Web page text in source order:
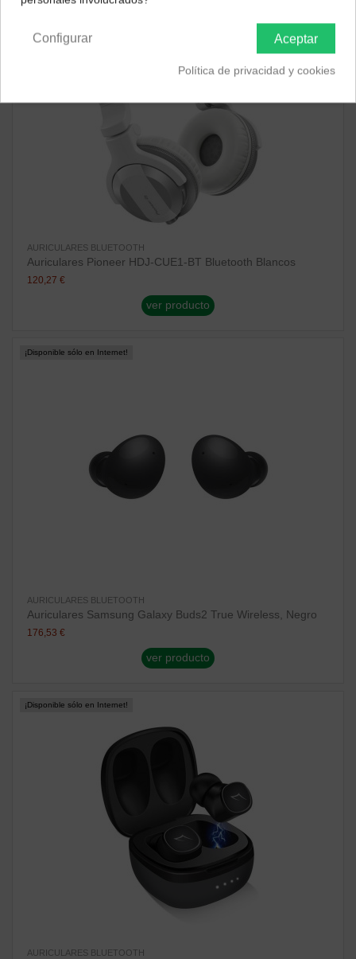
AURICULARES BLUETOOTH
Auriculares Pioneer HDJ-CUE1-BT Bluetooth Blancos
120,27 €
ver producto
¡Disponible sólo en Internet!
AURICULARES BLUETOOTH
Auriculares Samsung Galaxy Buds2 True Wireless, Negro
176,53 €
ver producto
¡Disponible sólo en Internet!
AURICULARES BLUETOOTH
Aceptar
Configurar
Política de privacidad y cookies